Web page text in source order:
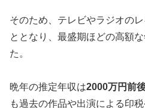
そのため、テレビやラジオの
ととなり、最盛期ほどの高額
た。
晩年の推定年収は2000万円前
も過去の作品や出演による印